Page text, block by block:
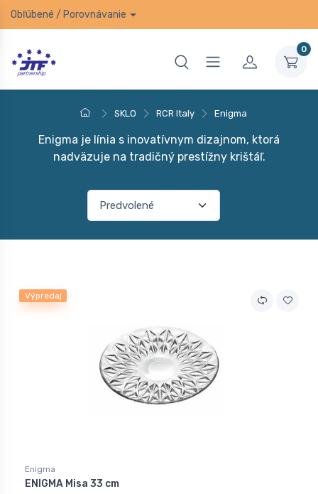
Obľúbené / Porovnávanie
0
SKLO RCR Italy Enigma
Enigma je línia s inovatívnym dizajnom, ktorá
nadväzuje na tradičný prestížny krištáľ.
Výpredaj
Enigma
ENIGMA Misa 33 cm